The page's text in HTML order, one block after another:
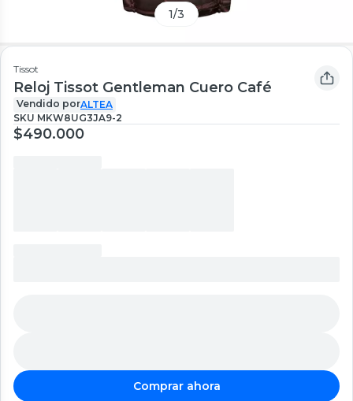
1/3
Tissot
Reloj Tissot Gentleman Cuero Café
Vendido porALTEA
SKU MKW8UG3JA9-2
$490.000
Comprar ahora